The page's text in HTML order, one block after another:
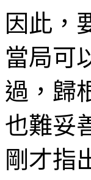
因此，
當局可
過，歸
也難妥
剛才指